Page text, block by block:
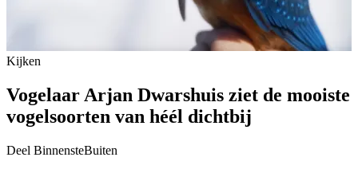
Kijken
Vogelaar Arjan Dwarshuis ziet de mooiste
vogelsoorten van héél dichtbij
Deel BinnensteBuiten